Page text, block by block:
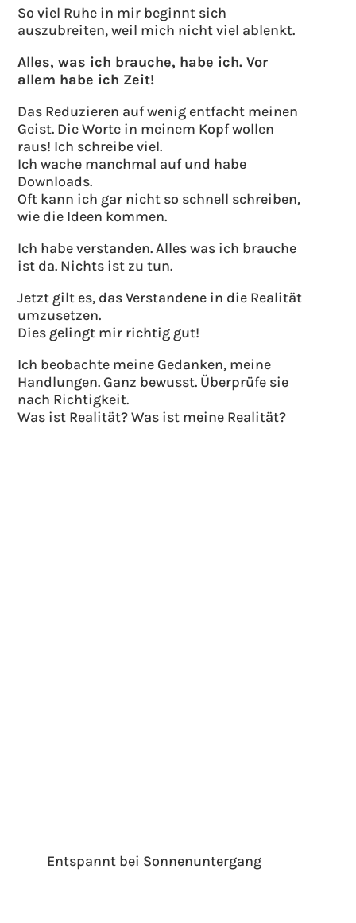
So viel Ruhe in mir beginnt sich
auszubreiten, weil mich nicht viel ablenkt.
Alles, was ich brauche, habe ich. Vor
allem habe ich Zeit!
Das Reduzieren auf wenig entfacht meinen
Geist. Die Worte in meinem Kopf wollen
raus! Ich schreibe viel.
Ich wache manchmal auf und habe
Downloads.
Oft kann ich gar nicht so schnell schreiben,
wie die Ideen kommen.
Ich habe verstanden. Alles was ich brauche
ist da. Nichts ist zu tun.
Jetzt gilt es, das Verstandene in die Realität
umzusetzen.
Dies gelingt mir richtig gut!
Ich beobachte meine Gedanken, meine
Handlungen. Ganz bewusst. Überprüfe sie
nach Richtigkeit.
Was ist Realität? Was ist meine Realität?
Entspannt bei Sonnenuntergang